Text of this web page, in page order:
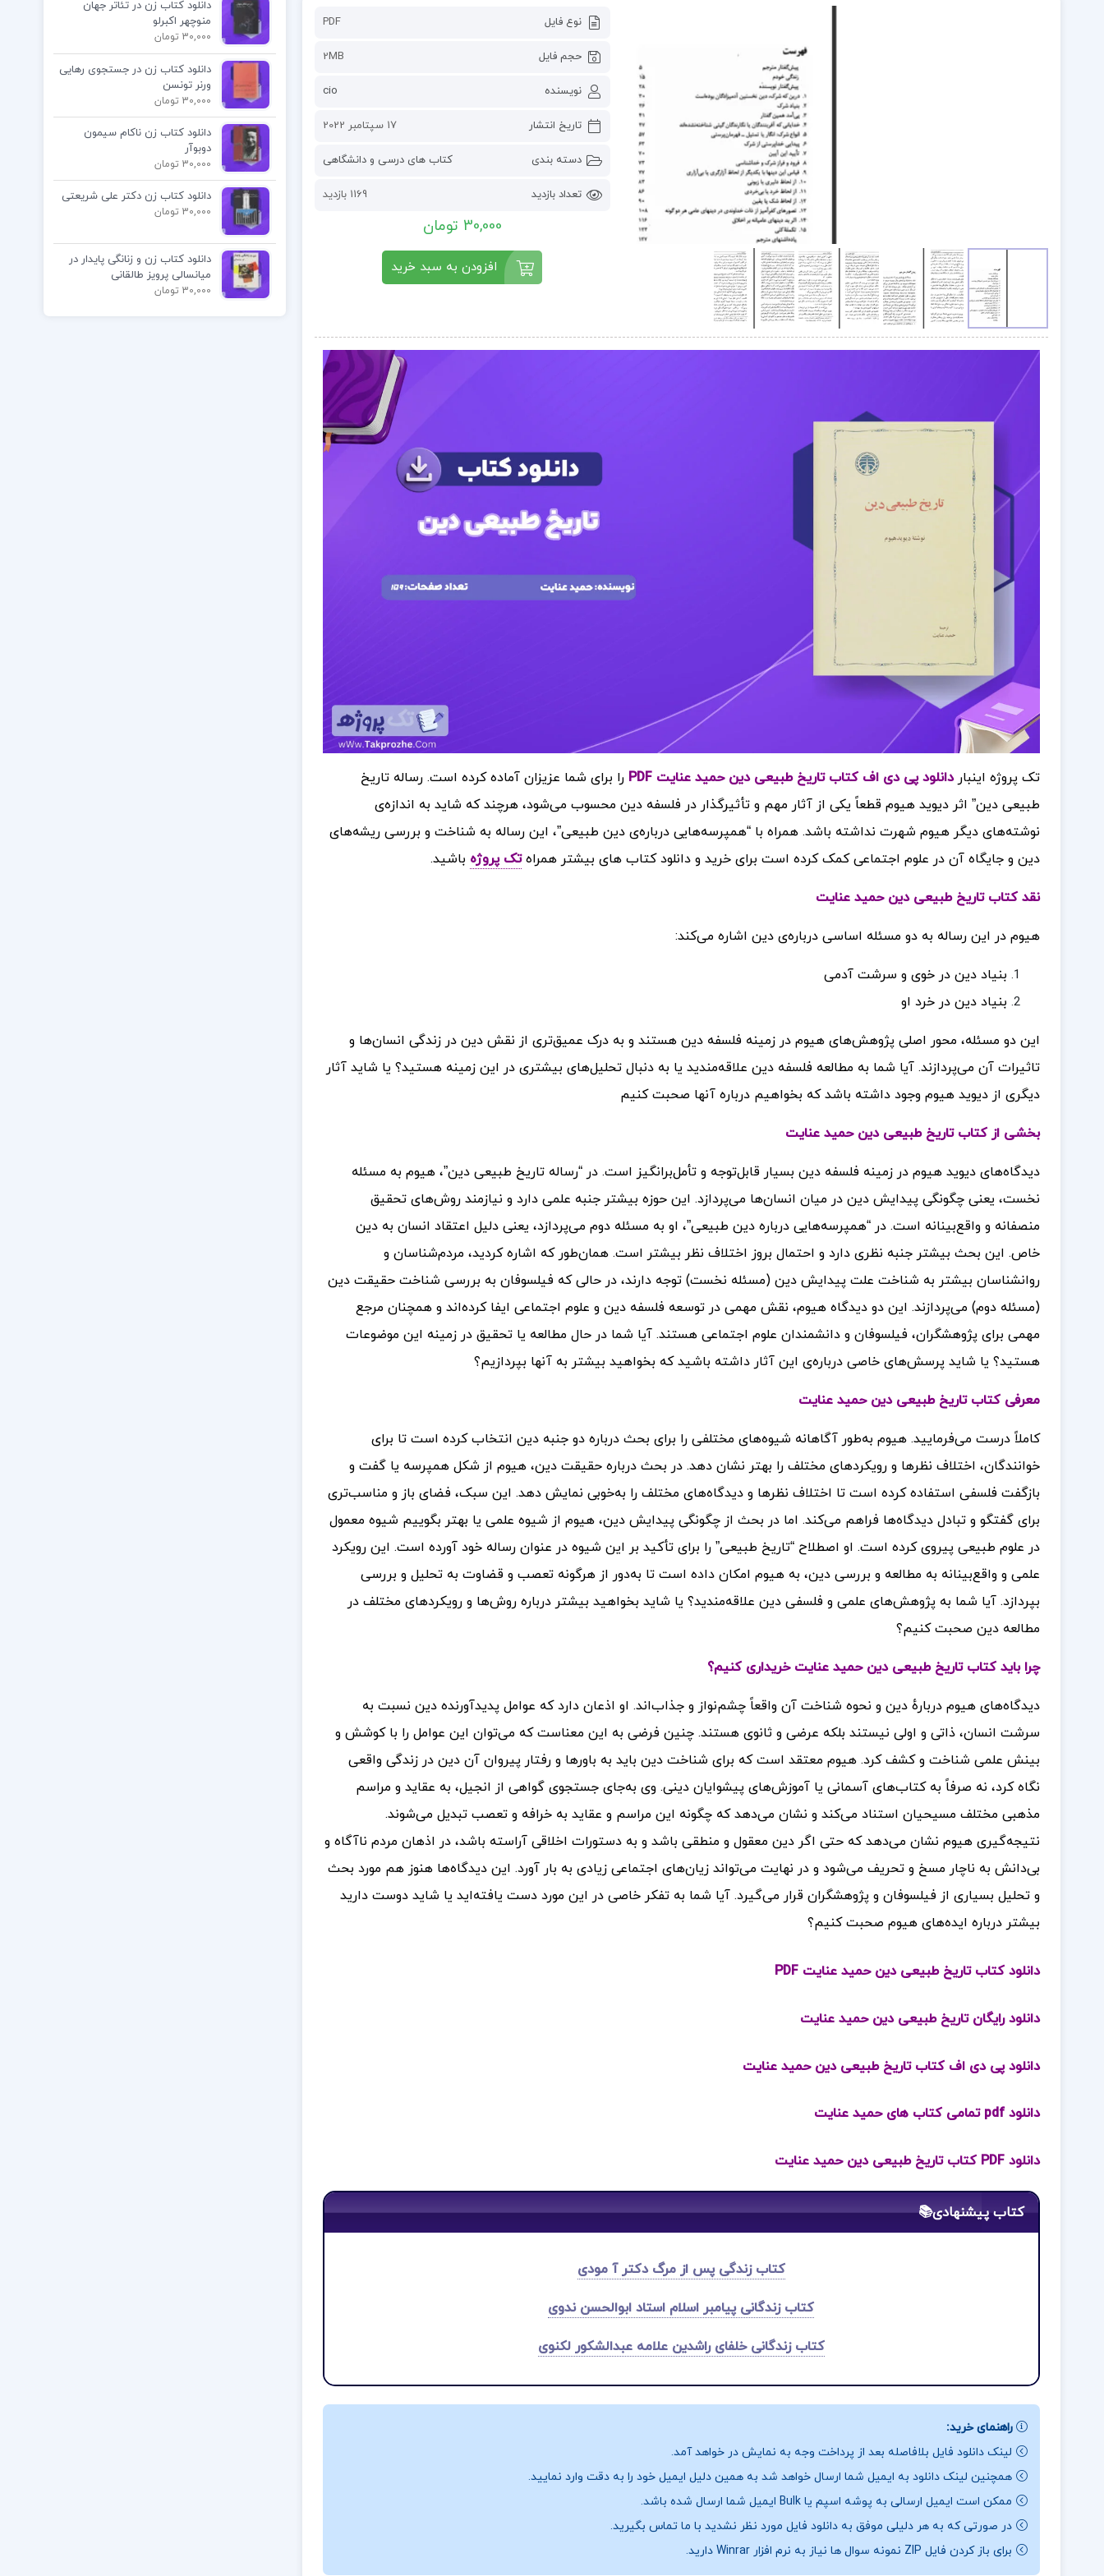
نوع فایل PDF
حجم فایل 2MB
نویسنده cio
تاریخ انتشار 17 سپتامبر 2022
دسته بندی کتاب های درسی و دانشگاهی
تعداد بازدید 1169 بازدید
30,000 تومان
افزودن به سبد خرید
تک پروژه اینباردانلود پی دی اف کتاب تاریخ طبیعی دین حمید عنایت PDF را برای شما عزیزان آماده کرده است. رساله تاریخ
طبیعی دین” اثر دیوید هیوم قطعاً یکی از آثار مهم و تأثیرگذار در فلسفه دین محسوب می‌شود، هرچند که شاید به اندازه‌ی
نوشته‌های دیگر هیوم شهرت نداشته باشد. همراه با “همپرسه‌هایی درباره‌ی دین طبیعی”، این رساله به شناخت و بررسی ریشه‌های
دین و جایگاه آن در علوم اجتماعی کمک کرده است برای خرید و دانلود کتاب های بیشتر همراهتک پروژه باشید.
نقد کتاب تاریخ طبیعی دین حمید عنایت
هیوم در این رساله به دو مسئله اساسی درباره‌ی دین اشاره می‌کند:
بنیاد دین در خوی و سرشت آدمی
بنیاد دین در خرد او
این دو مسئله، محور اصلی پژوهش‌های هیوم در زمینه فلسفه دین هستند و به درک عمیق‌تری از نقش دین در زندگی انسان‌ها و
تاثیرات آن می‌پردازند. آیا شما به مطالعه فلسفه دین علاقه‌مندید یا به دنبال تحلیل‌های بیشتری در این زمینه هستید؟ یا شاید آثار
دیگری از دیوید هیوم وجود داشته باشد که بخواهیم درباره آنها صحبت کنیم
بخشی از کتاب تاریخ طبیعی دین حمید عنایت
دیدگاه‌های دیوید هیوم در زمینه فلسفه‌ دین بسیار قابل‌توجه و تأمل‌برانگیز است. در “رساله تاریخ طبیعی دین”، هیوم به مسئله
نخست، یعنی چگونگی پیدایش دین در میان انسان‌ها می‌پردازد. این حوزه بیشتر جنبه علمی دارد و نیازمند روش‌های تحقیق
منصفانه و واقع‌بینانه است. در “همپرسه‌هایی درباره دین طبیعی”، او به مسئله دوم می‌پردازد، یعنی دلیل اعتقاد انسان به دین
خاص. این بحث بیشتر جنبه نظری دارد و احتمال بروز اختلاف نظر بیشتر است. همان‌طور که اشاره کردید، مردم‌شناسان و
روانشناسان بیشتر به شناخت علت پیدایش دین (مسئله نخست) توجه دارند، در حالی که فیلسوفان به بررسی شناخت حقیقت دین
(مسئله دوم) می‌پردازند. این دو دیدگاه هیوم، نقش مهمی در توسعه فلسفه دین و علوم اجتماعی ایفا کرده‌اند و همچنان مرجع
مهمی برای پژوهشگران، فیلسوفان و دانشمندان علوم اجتماعی هستند. آیا شما در حال مطالعه یا تحقیق در زمینه این موضوعات
هستید؟ یا شاید پرسش‌های خاصی درباره‌ی این آثار داشته باشید که بخواهید بیشتر به آنها بپردازیم؟
معرفی کتاب تاریخ طبیعی دین حمید عنایت
کاملاً درست می‌فرمایید. هیوم به‌طور آگاهانه شیوه‌های مختلفی را برای بحث درباره دو جنبه دین انتخاب کرده است تا برای
خوانندگان، اختلاف نظرها و رویکردهای مختلف را بهتر نشان دهد. در بحث درباره حقیقت دین، هیوم از شکل همپرسه یا گفت و
بازگفت فلسفی استفاده کرده است تا اختلاف نظرها و دیدگاه‌های مختلف را به‌خوبی نمایش دهد. این سبک، فضای باز و مناسب‌تری
برای گفتگو و تبادل دیدگاه‌ها فراهم می‌کند. اما در بحث از چگونگی پیدایش دین، هیوم از شیوه علمی یا بهتر بگوییم شیوه معمول
در علوم طبیعی پیروی کرده است. او اصطلاح “تاریخ طبیعی” را برای تأکید بر این شیوه در عنوان رساله خود آورده است. این رویکرد
علمی و واقع‌بینانه به مطالعه و بررسی دین، به هیوم امکان داده است تا به‌دور از هرگونه تعصب و قضاوت به تحلیل و بررسی
بپردازد. آیا شما به پژوهش‌های علمی و فلسفی دین علاقه‌مندید؟ یا شاید بخواهید بیشتر درباره روش‌ها و رویکردهای مختلف در
مطالعه دین صحبت کنیم؟
چرا باید کتاب تاریخ طبیعی دین حمید عنایت خریداری کنیم؟
دیدگاه‌های هیوم دربارهٔ دین و نحوه شناخت آن واقعاً چشم‌نواز و جذاب‌اند. او اذعان دارد که عوامل پدیدآورنده دین نسبت به
سرشت انسان، ذاتی و اولی نیستند بلکه عرضی و ثانوی هستند. چنین فرضی به این معناست که می‌توان این عوامل را با کوشش و
بینش علمی شناخت و کشف کرد. هیوم معتقد است که برای شناخت دین باید به باورها و رفتار پیروان آن دین در زندگی واقعی
نگاه کرد، نه صرفاً به کتاب‌های آسمانی یا آموزش‌های پیشوایان دینی. وی به‌جای جستجوی گواهی از انجیل، به عقاید و مراسم
مذهبی مختلف مسیحیان استناد می‌کند و نشان می‌دهد که چگونه این مراسم و عقاید به خرافه و تعصب تبدیل می‌شوند.
نتیجه‌گیری هیوم نشان می‌دهد که حتی اگر دین معقول و منطقی باشد و به دستورات اخلاقی آراسته باشد، در اذهان مردم ناآگاه و
بی‌دانش به ناچار مسخ و تحریف می‌شود و در نهایت می‌تواند زیان‌های اجتماعی زیادی به بار آورد. این دیدگاه‌ها هنوز هم مورد بحث
و تحلیل بسیاری از فیلسوفان و پژوهشگران قرار می‌گیرد. آیا شما به تفکر خاصی در این مورد دست یافته‌اید یا شاید دوست دارید
بیشتر درباره ایده‌های هیوم صحبت کنیم؟
دانلود کتاب تاریخ طبیعی دین حمید عنایت PDF
دانلود رایگان تاریخ طبیعی دین حمید عنایت
دانلود پی دی اف کتاب تاریخ طبیعی دین حمید عنایت
دانلود pdf تمامی کتاب های حمید عنایت
دانلود PDF کتاب تاریخ طبیعی دین حمید عنایت
کتاب پیشنهادی📚
کتاب زندگی پس از مرگ دکتر آ مودی
کتاب زندگانی پیامبر اسلام اﺳﺘﺎد اﺑﻮاﻟﺤﺴﻦ ﻧﺪوی
کتاب زندگانی خلفای راشدین علامه عبدالشکور لکنوی
راهنمای خرید:
لینک دانلود فایل بلافاصله بعد از پرداخت وجه به نمایش در خواهد آمد.
همچنین لینک دانلود به ایمیل شما ارسال خواهد شد به همین دلیل ایمیل خود را به دقت وارد نمایید.
ممکن است ایمیل ارسالی به پوشه اسپم یا Bulk ایمیل شما ارسال شده باشد.
در صورتی که به هر دلیلی موفق به دانلود فایل مورد نظر نشدید با ما تماس بگیرید.
برای باز کردن فایل ZIP نمونه سوال ها نیاز به نرم افزار Winrar دارید.
دانلود کتاب زن در تئاتر جهان
منوچهر اکبرلو
30,000 تومان
دانلود کتاب زن در جستجوی رهایی
ورنر تونسن
30,000 تومان
دانلود کتاب زن ناکام سیمون
دوبوآر
30,000 تومان
دانلود کتاب زن دکتر علی شریعتی
30,000 تومان
دانلود کتاب زن و زنانگی پایدار در
میانسالی پرویز طالقانی
30,000 تومان